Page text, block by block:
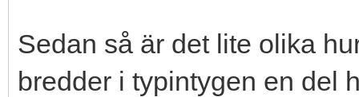
Sedan så är det lite olika
bredder i typintygen en del